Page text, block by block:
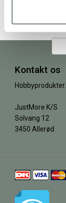
Kontakt os
JustMore K/S
Solvang 12
3450 Allerød